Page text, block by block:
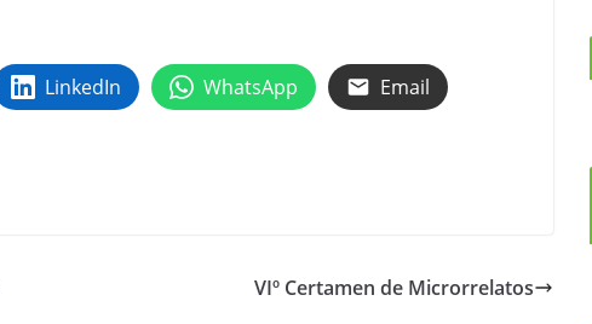
LinkedIn WhatsApp Email
VIº Certamen de Microrrelatos